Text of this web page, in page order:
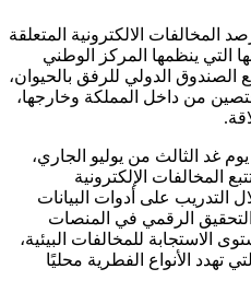
الالكترونية المتعلقة
التي ينظمها المركز الوطني
الصندوق الدولي للرفق بالحيوان،
من داخل المملكة وخارجها،
غد الثالث من يوليو الجاري،
المخالفات الإلكترونية
التدريب على أدوات البيانات
الرقمي في المنصات
الاستجابة للمخالفات البيئية،
تهدد الأنواع الفطرية محليًا